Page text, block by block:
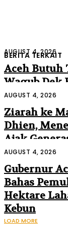
BERITA TERKAIT
AUGUST 4, 2026
Aceh Butuh
Wagub Dek
Mendagri
AUGUST 4, 2026
Ziarah ke
Dhien,
Ajak
Sejarah
AUGUST 4, 2026
Gubernur
Bahas
Hektare
Kebun
LOAD MORE